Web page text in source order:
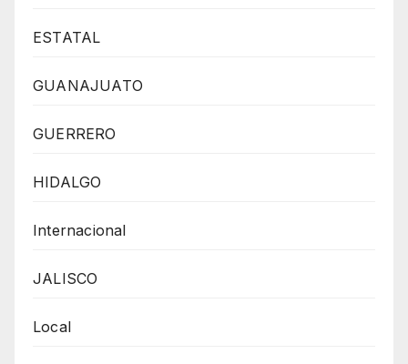
ESTATAL
GUANAJUATO
GUERRERO
HIDALGO
Internacional
JALISCO
Local